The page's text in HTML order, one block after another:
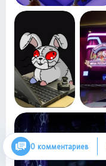
0 комментариев